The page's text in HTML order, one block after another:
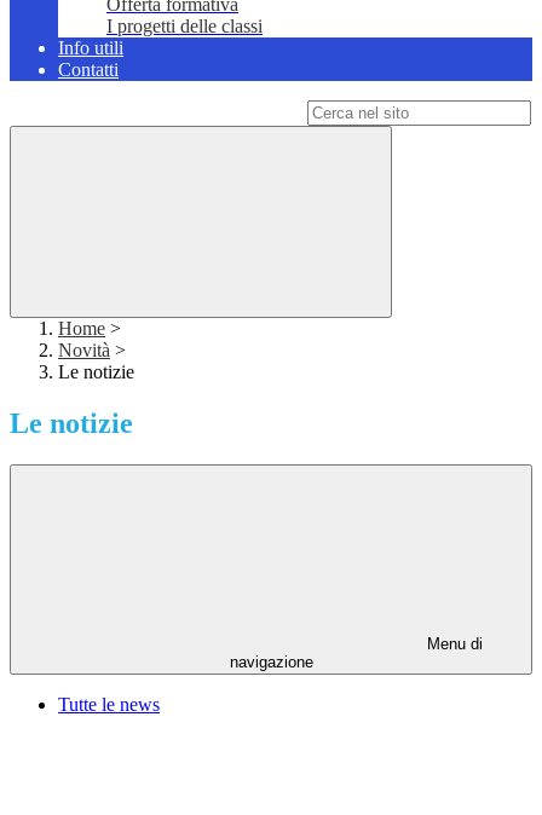
Offerta formativa
I progetti delle classi
Info utili
Contatti
Home >
Novità >
Le notizie
Le notizie
Menu di
navigazione
Tutte le news